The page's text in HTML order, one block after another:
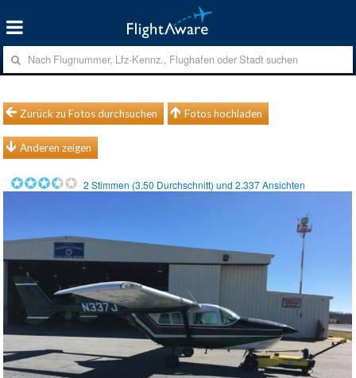
Zurück zu Fotos durchsuchen Fotos hochladen
Anderen zeigen
2 Stimmen (3.50 Durchschnitt) und2.337Ansichten